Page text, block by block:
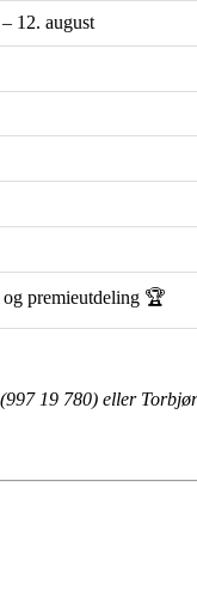
12. august
premieutdeling 🏆
19 780) eller